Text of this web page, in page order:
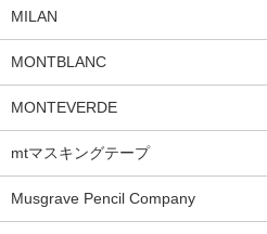
MILAN
MONTBLANC
MONTEVERDE
mtマスキングテープ
Musgrave Pencil Company